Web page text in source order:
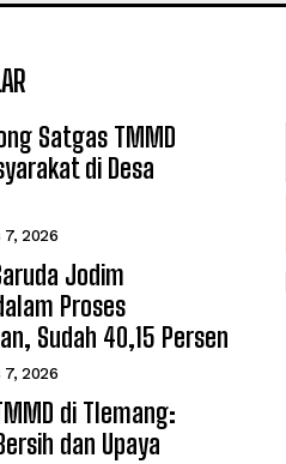
Satgas TMMD
di Desa
7, 2026
Jodim
Proses
Sudah 40,15 Persen
7, 2026
di Tlemang:
dan Upaya